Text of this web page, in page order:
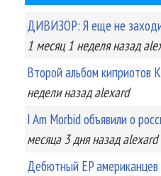
ДИВИЗОР: Я еще не
1 месяц 1 неделяназад
Второй альбом киприотов
неделиназад alexard
I Am Morbid объявили о
месяца 3 дняназад alexard
Дебютный EP